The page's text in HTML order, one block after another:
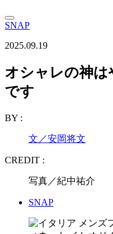
SNAP
2025.09.19
オシャレの神
です
BY :
文／安岡将文
CREDIT :
写真／紀中祐介
SNAP